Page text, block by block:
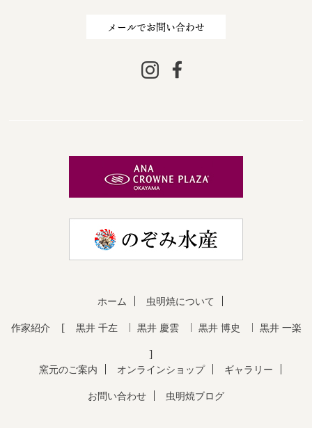
メールでお問い合わせ
ホーム 虫明焼について
作家紹介 黒井 千左 黒井 慶雲 黒井 博史 黒井 一楽
窯元のご案内 オンラインショップ ギャラリー
お問い合わせ 虫明焼ブログ